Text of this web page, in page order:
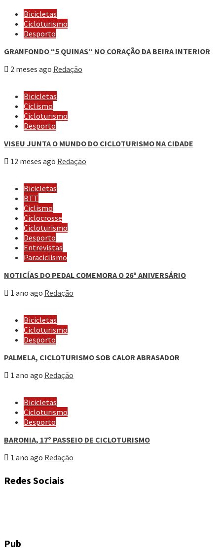
Bicicletas
Cicloturismo
Desporto
GRANFONDO “5 QUINAS” NO CORAÇÃO DA BEIRA INTERIOR
2 meses ago Redação
Bicicletas
Ciclismo
Cicloturismo
Desporto
VISEU JUNTA O MUNDO DO CICLOTURISMO NA CIDADE
12 meses ago Redação
Bicicletas
BTT
Ciclismo
Ciclocrosse
Cicloturismo
Desporto
Entrevistas
Paraciclismo
NOTICÍAS DO PEDAL COMEMORA O 26º ANIVERSÁRIO
1 ano ago Redação
Bicicletas
Cicloturismo
Desporto
PALMELA, CICLOTURISMO SOB CALOR ABRASADOR
1 ano ago Redação
Bicicletas
Cicloturismo
Desporto
BARONIA, 17º PASSEIO DE CICLOTURISMO
1 ano ago Redação
Redes Sociais
Pub